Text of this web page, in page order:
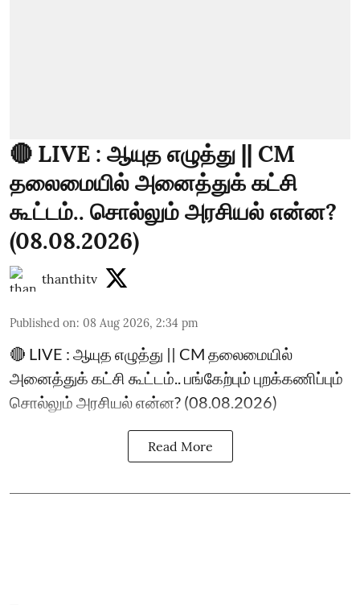
🔴 LIVE : ஆயுத எழுத்து || CM
தலைமையில் அனைத்துக் கட்சி
கூட்டம்.. சொல்லும் அரசியல் என்ன?
(08.08.2026)
thanthitv
Published on: 08 Aug 2026, 2:34 pm
🔴 LIVE : ஆயுத எழுத்து || CM தலைமையில்
அனைத்துக் கட்சி கூட்டம்.. பங்கேற்பும் புறக்கணிப்பும்
சொல்லும் அரசியல் என்ன? (08.08.2026)
Read More